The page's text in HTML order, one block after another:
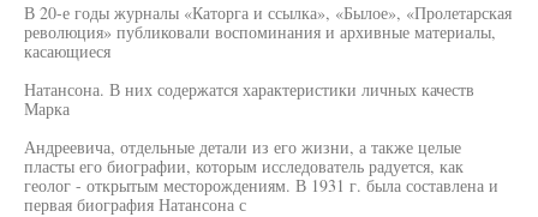
В 20-е годы журналы «Каторга и ссылка», «Былое», «Пролетарская
революция» публиковали воспоминания и архивные материалы,
касающиеся
Натансона. В них содержатся характеристики личных качеств
Марка
Андреевича, отдельные детали из его жизни, а также целые
пласты его биографии, которым исследователь радуется, как
геолог - открытым месторождениям. В 1931 г. была составлена и
первая биография Натансона с